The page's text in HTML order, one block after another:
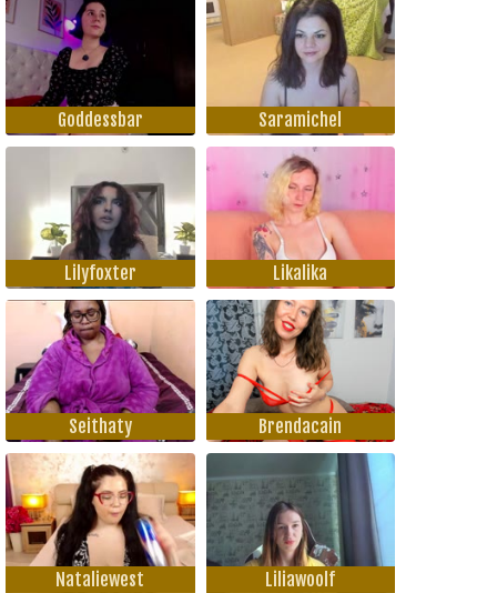
Goddessbar Saramichel
Lilyfoxter Likalika
Seithaty Brendacain
Nataliewest Liliawoolf